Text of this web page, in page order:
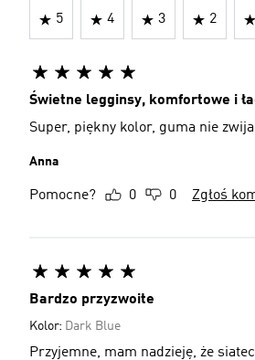
5 4 3 2
Świetne legginsy, komfortowe i
Super, piękny kolor, guma nie
Anna
Pomocne? 0 0 Zgłoś
Bardzo przyzwoite
Kolor: Dark Blue
Przyjemne, mam nadzieję, że